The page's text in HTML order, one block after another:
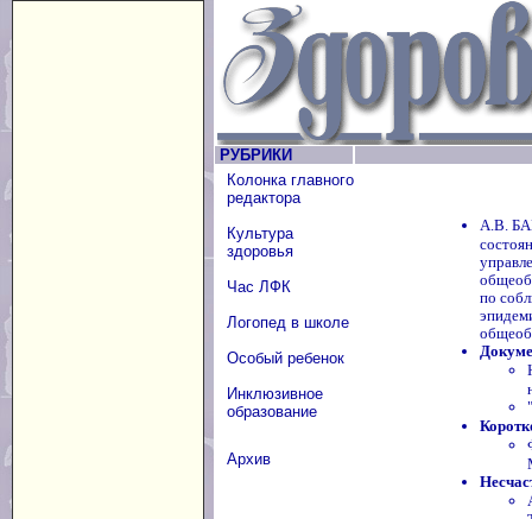
РУБРИКИ
Колонка главного
редактора
Культура
здоровья
Час ЛФК
Логопед в школе
Особый ребенок
Инклюзивное
образование
Архив
А.В.
по